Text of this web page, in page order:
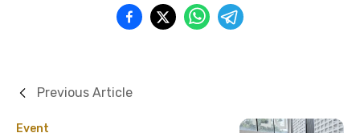
Event
Previous Article